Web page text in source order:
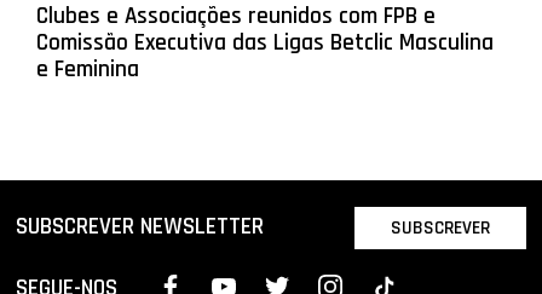
Clubes e Associações reunidos com FPB e
Comissão Executiva das Ligas Betclic Masculina
e Feminina
SUBSCREVER NEWSLETTER SUBSCREVER